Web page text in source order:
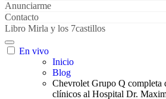
Anunciarme
Contacto
Libro Mirla y los 7castillos
En vivo
Inicio
Blog
Chevrolet Grupo Q completa
clínicos al Hospital Dr.